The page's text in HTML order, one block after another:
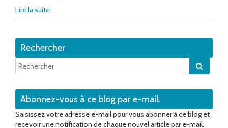
Lire la suite
Rechercher
Abonnez-vous à ce blog par e-mail.
Saisissez votre adresse e-mail pour vous abonner à ce blog et
recevoir une notification de chaque nouvel article par e-mail.